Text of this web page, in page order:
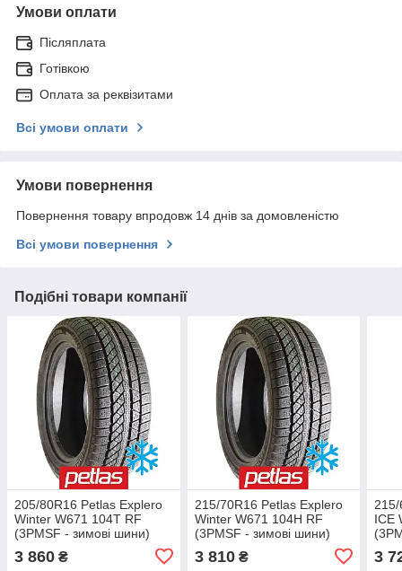
Умови оплати
Післяплата
Готівкою
Оплата за реквізитами
Всі умови оплати
Умови повернення
Повернення товару впродовж 14 днів за домовленістю
Всі умови повернення
Подібні товари компанії
205/80R16 Petlas Explero
Winter W671 104T RF
(3PMSF - зимові шини)
3 860 ₴
215/70R16 Petlas Explero
Winter W671 104H RF
(3PMSF - зимові шини)
3 810₴
ICE
3